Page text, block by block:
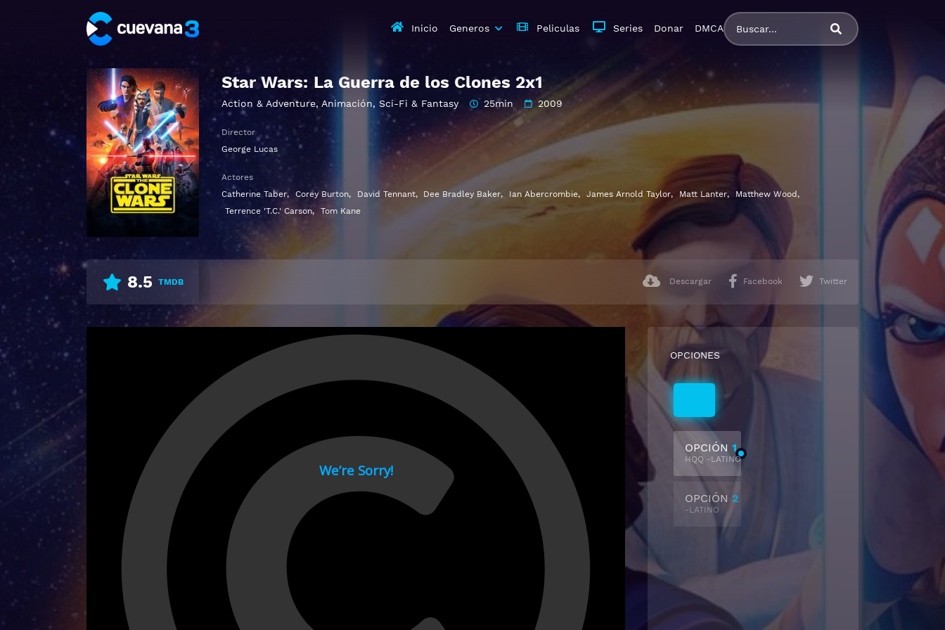
Inicio Generos Peliculas Series Donar DMCA
Star Wars: La Guerra de los Clones 2x1
Action & Adventure, Animación, Sci-Fi & Fantasy 25min 2009
Director
George Lucas
Actores
Catherine Taber, Corey Burton, David Tennant, Dee Bradley Baker, Ian Abercrombie, James Arnold Taylor, Matt Lanter, Matthew Wood,
Terrence 'T.C.' Carson, Tom Kane
8.5 TMDB Descargar Facebook Twitter
OPCIONES
OPCIÓN 1
HQQ -LATINO
OPCIÓN 2
-LATINO